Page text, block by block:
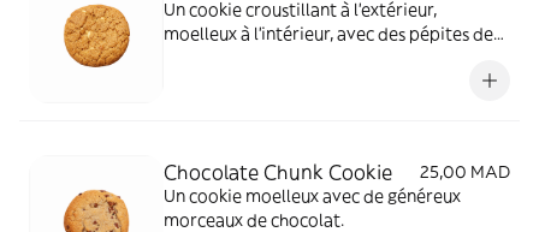
Un cookie croustillant à l'extérieur,
moelleux à l'intérieur, avec des pépites de
Chocolate Chunk Cookie
25,00 MAD
Un cookie moelleux avec de généreux
morceaux de chocolat.